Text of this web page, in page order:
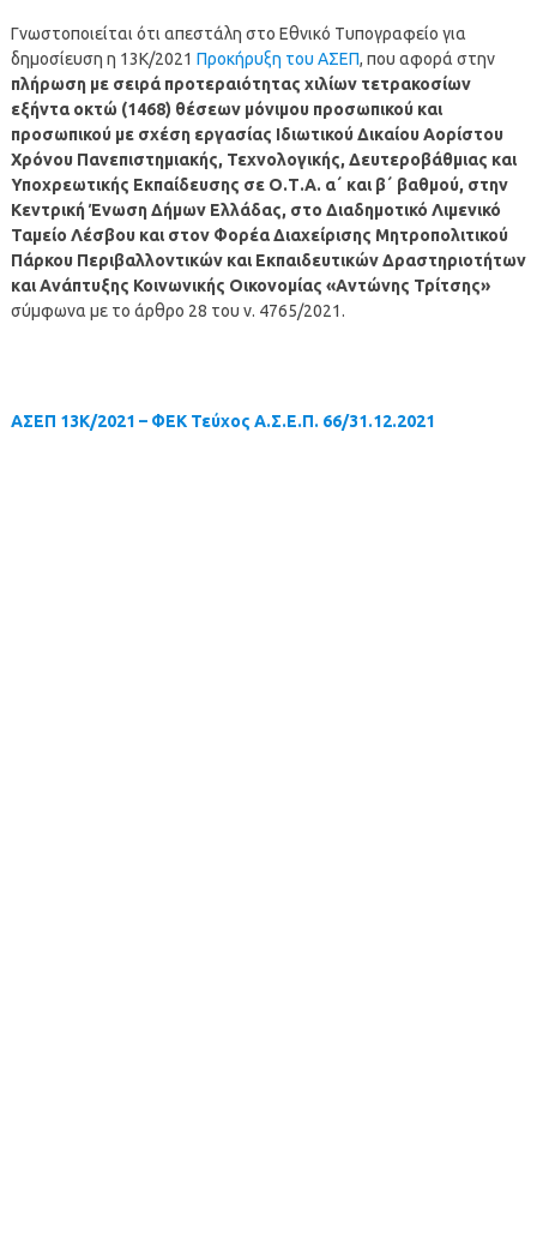
Γνωστοποιείται ότι απεστάλη στο Εθνικό Τυπογραφείο για
δημοσίευση η 13K/2021 Προκήρυξη του ΑΣΕΠ, που αφορά στην
πλήρωση με σειρά προτεραιότητας χιλίων τετρακοσίων
εξήντα οκτώ (1468) θέσεων μόνιμου προσωπικού και
προσωπικού με σχέση εργασίας Ιδιωτικού Δικαίου Αορίστου
Χρόνου Πανεπιστημιακής, Τεχνολογικής, Δευτεροβάθμιας και
Υποχρεωτικής Εκπαίδευσης σε Ο.Τ.Α. α΄ και β΄ βαθμού, στην
Κεντρική Ένωση Δήμων Ελλάδας, στο Διαδημοτικό Λιμενικό
Ταμείο Λέσβου και στον Φορέα Διαχείρισης Μητροπολιτικού
Πάρκου Περιβαλλοντικών και Εκπαιδευτικών Δραστηριοτήτων
και Ανάπτυξης Κοινωνικής Οικονομίας «Αντώνης Τρίτσης»
σύμφωνα με το άρθρο 28 του ν. 4765/2021.
ΑΣΕΠ 13K/2021 – ΦΕΚ Τεύχος Α.Σ.Ε.Π. 66/31.12.2021